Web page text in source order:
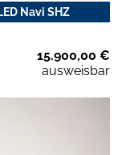
Navi SHZ
15.900,00 €
ausweisbar